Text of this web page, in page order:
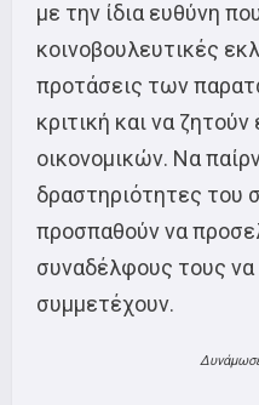
με την ίδια ευθύνη
κοινοβουλευτικές
προτάσεις των
κριτική και να
οικονομικών. Να
δραστηριότητες του
προσπαθούν να
συναδέλφους τους να
συμμετέχουν.